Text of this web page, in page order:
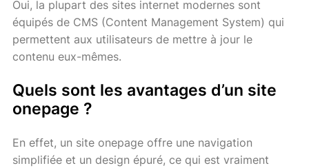
Oui, la plupart des sites internet modernes sont
équipés de CMS (Content Management System) qui
permettent aux utilisateurs de mettre à jour le
contenu eux-mêmes.
Quels sont les avantages d’un site
onepage ?
En effet, un site onepage offre une navigation
simplifiée et un design épuré, ce qui est vraiment